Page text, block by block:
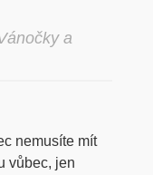
a
nemusíte mít
vůbec, jen